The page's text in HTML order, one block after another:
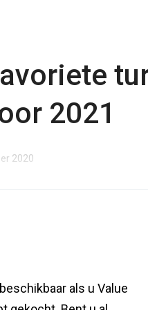
2021
2020
als u Value